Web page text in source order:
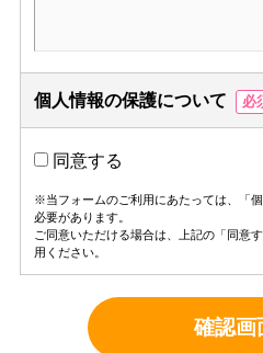
個人情報の保護について 必
同意する
※当フォームのご利用にあたっては、「
必要があります。
ご同意いただける場合は、上記の「同意
用ください。